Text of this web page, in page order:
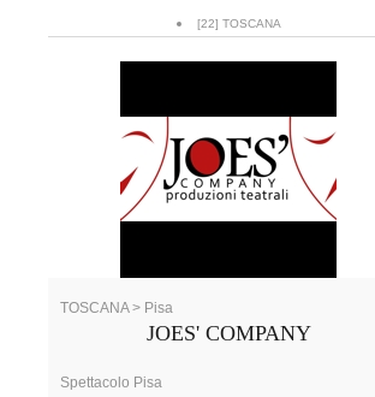
[22] TOSCANA
TOSCANA > Pisa
JOES' COMPANY
Spettacolo Pisa